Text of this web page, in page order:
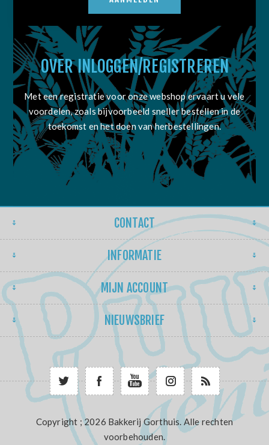
OVER INLOGGEN/REGISTREREN
Met een registratie voor onze webshop ervaart u vele
voordelen, zoals bijvoorbeeld sneller bestellen in de
toekomst en het doen van herbestellingen.
CONTACT
INFORMATIE
MIJN ACCOUNT
NIEUWSBRIEF
Copyright ; 2026 Bakkerij Gorthuis. Alle rechten
voorbehouden.